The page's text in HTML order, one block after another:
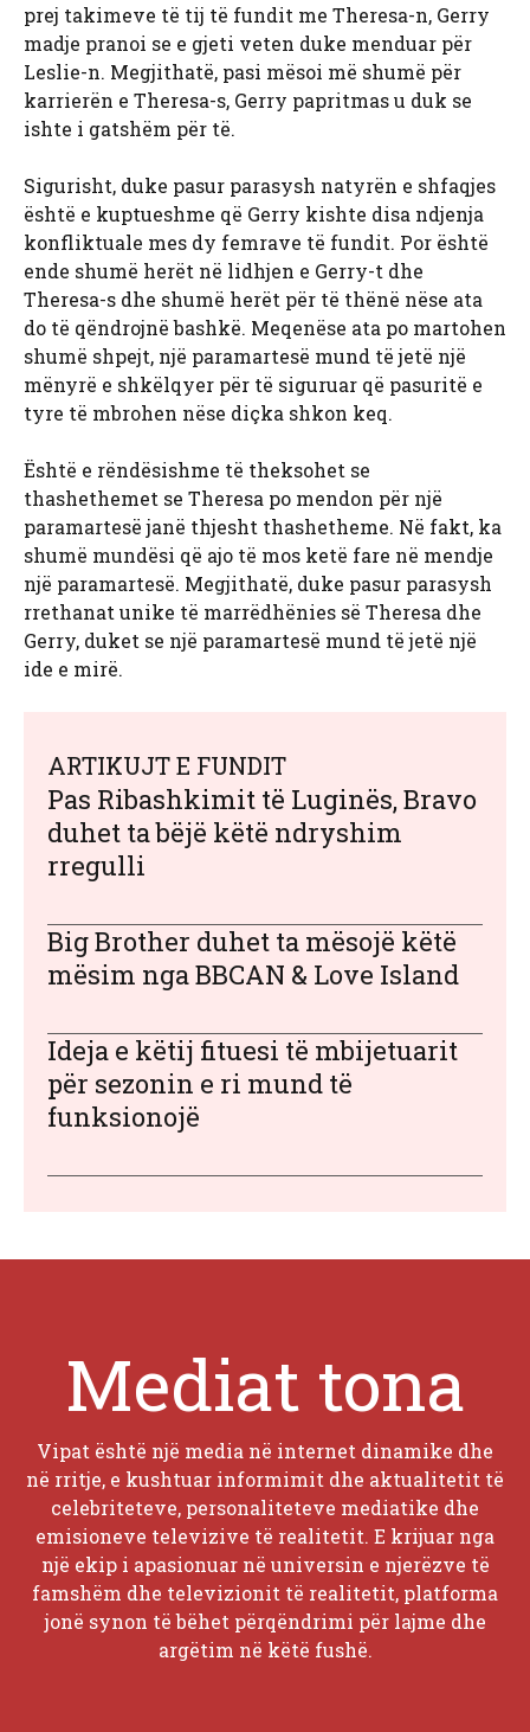
prej takimeve të tij të fundit me Theresa-n, Gerry
madje pranoi se e gjeti veten duke menduar për
Leslie-n. Megjithatë, pasi mësoi më shumë për
karrierën e Theresa-s, Gerry papritmas u duk se
ishte i gatshëm për të.
Sigurisht, duke pasur parasysh natyrën e shfaqjes
është e kuptueshme që Gerry kishte disa ndjenja
konfliktuale mes dy femrave të fundit. Por është
ende shumë herët në lidhjen e Gerry-t dhe
Theresa-s dhe shumë herët për të thënë nëse ata
do të qëndrojnë bashkë. Meqenëse ata po martohen
shumë shpejt, një paramartesë mund të jetë një
mënyrë e shkëlqyer për të siguruar që pasuritë e
tyre të mbrohen nëse diçka shkon keq.
Është e rëndësishme të theksohet se
thashethemet se Theresa po mendon për një
paramartesë janë thjesht thashetheme. Në fakt, ka
shumë mundësi që ajo të mos ketë fare në mendje
një paramartesë. Megjithatë, duke pasur parasysh
rrethanat unike të marrëdhënies së Theresa dhe
Gerry, duket se një paramartesë mund të jetë një
ide e mirë.
ARTIKUJT E FUNDIT
Pas Ribashkimit të Luginës, Bravo
duhet ta bëjë këtë ndryshim
rregulli
Big Brother duhet ta mësojë këtë
mësim nga BBCAN & Love Island
Ideja e këtij fituesi të mbijetuarit
për sezonin e ri mund të
funksionojë
Mediat tona
Vipat është një media në internet dinamike dhe
në rritje, e kushtuar informimit dhe aktualitetit të
celebriteteve, personaliteteve mediatike dhe
emisioneve televizive të realitetit. E krijuar nga
një ekip i apasionuar në universin e njerëzve të
famshëm dhe televizionit të realitetit, platforma
jonë synon të bëhet përqëndrimi për lajme dhe
argëtim në këtë fushë.